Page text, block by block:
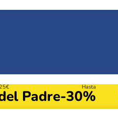
Padre
Hasta
-30%